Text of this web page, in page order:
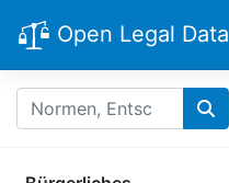
Open Legal Data